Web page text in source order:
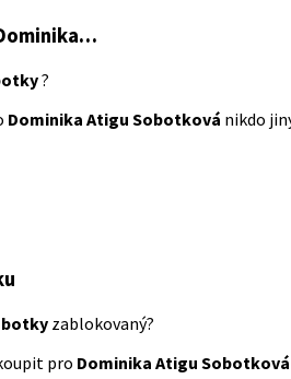
?
Dominika Atigu Sobotková nikdo
botky zablokovaný?
pro Dominika Atigu Sobotková